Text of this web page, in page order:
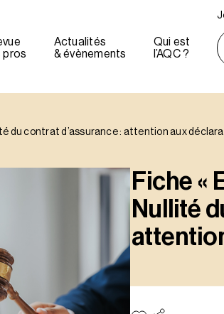
pros
Actualités
& évènements
Qui est
l’AQC ?
du contrat d’assurance : attention aux
Fiche «
Nullité